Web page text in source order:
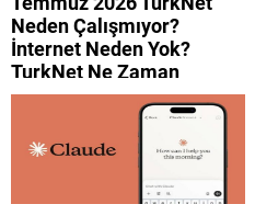
Neden Çalışmıyor?
İnternet Neden Yok?
TurkNet Ne Zaman
Düzelecek?